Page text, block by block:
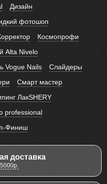
Дизайн
фотошоп
Космопрофи
Alta Nivelo
Vogue Nails
Слайдеры
Смарт мастер
ЛакSHERY
professional
Финиш
доставка